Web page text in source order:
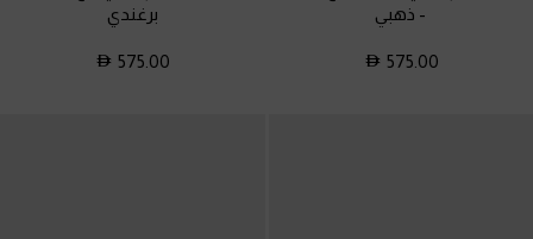
- ذهبي
575.00
برغندي
575.00